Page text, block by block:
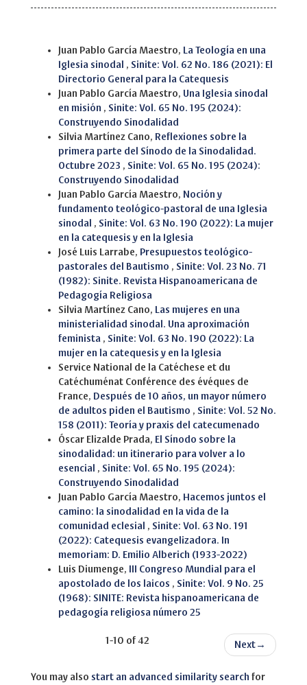
Juan Pablo García Maestro,
La Teología en una
Iglesia sinodal , Sinite: Vol. 62 No. 186 (2021): El
Directorio General para la Catequesis
Juan Pablo García Maestro, Una Iglesia sinodal
en misión , Sinite: Vol. 65 No. 195 (2024):
Construyendo Sinodalidad
Silvia Martínez Cano, Reflexiones sobre la
primera parte del Sínodo de la Sinodalidad.
Octubre 2023 , Sinite: Vol. 65 No. 195 (2024):
Construyendo Sinodalidad
Juan Pablo García Maestro, Noción y
fundamento teológico-pastoral de una Iglesia
sinodal , Sinite: Vol. 63 No. 190 (2022): La mujer
en la catequesis y en la Iglesia
José Luis Larrabe, Presupuestos teológico-
pastorales del Bautismo , Sinite: Vol. 23 No. 71
(1982): Sinite. Revista Hispanoamericana de
Pedagogía Religiosa
Silvia Martínez Cano,
Las mujeres en una
ministerialidad sinodal. Una aproximación
feminista , Sinite: Vol. 63 No. 190 (2022): La
mujer en la catequesis y en la Iglesia
Service National de la Catéchese et du
Catéchuménat Conférence des évéques de
France, Después de 10 años, un mayor número
de adultos piden el Bautismo , Sinite: Vol. 52 No.
158 (2011): Teoría y praxis del catecumenado
Óscar Elizalde Prada, El Sínodo sobre la
sinodalidad: un itinerario para volver a lo
esencial , Sinite: Vol. 65 No. 195 (2024):
Construyendo Sinodalidad
Juan Pablo García Maestro, Hacemos juntos el
camino: la sinodalidad en la vida de la
comunidad eclesial , Sinite: Vol. 63 No. 191
(2022): Catequesis evangelizadora. In
memoriam: D. Emilio Alberich (1933-2022)
Luis Diumenge,
III Congreso Mundial para el
apostolado de los laicos , Sinite: Vol. 9 No. 25
(1968): SINITE: Revista hispanoamericana de
pedagogía religiosa número 25
1-10 of 42 Next →
You may also start an advanced similarity search for